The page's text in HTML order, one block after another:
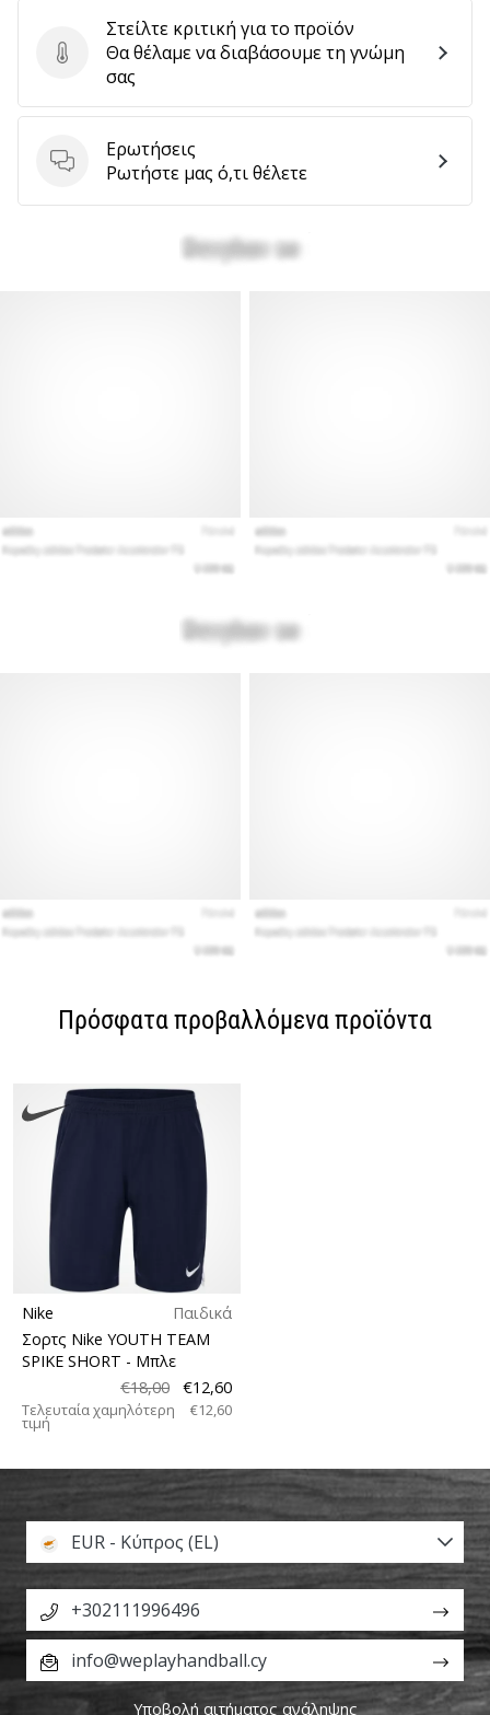
Στείλτε κριτική για το προϊόν
Στείλτε κριτική για το προϊόν
Θα θέλαμε να διαβάσουμε τη γνώμη
σας
Ερωτήσεις
Ερωτήσεις
Ρωτήστε μας ό,τι θέλετε
Πρόσφατα προβαλλόμενα προϊόντα
Nike
Παιδικά
Σορτς Nike YOUTH TEAM
SPIKE SHORT - Μπλε
€18,00
€12,60
Τελευταία χαμηλότερη
τιμή
€12,60
EUR - Κύπρος (EL)
+302111996496
info@weplayhandball.cy
Υποβολή αιτήματος ανάληψης